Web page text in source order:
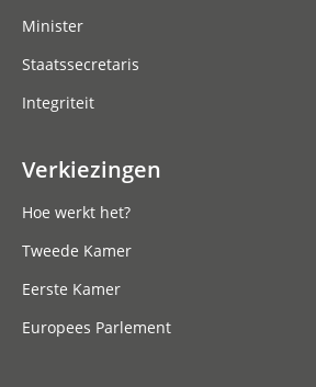
Minister
Staatssecretaris
Integriteit
Verkiezingen
Hoe werkt het?
Tweede Kamer
Eerste Kamer
Europees Parlement